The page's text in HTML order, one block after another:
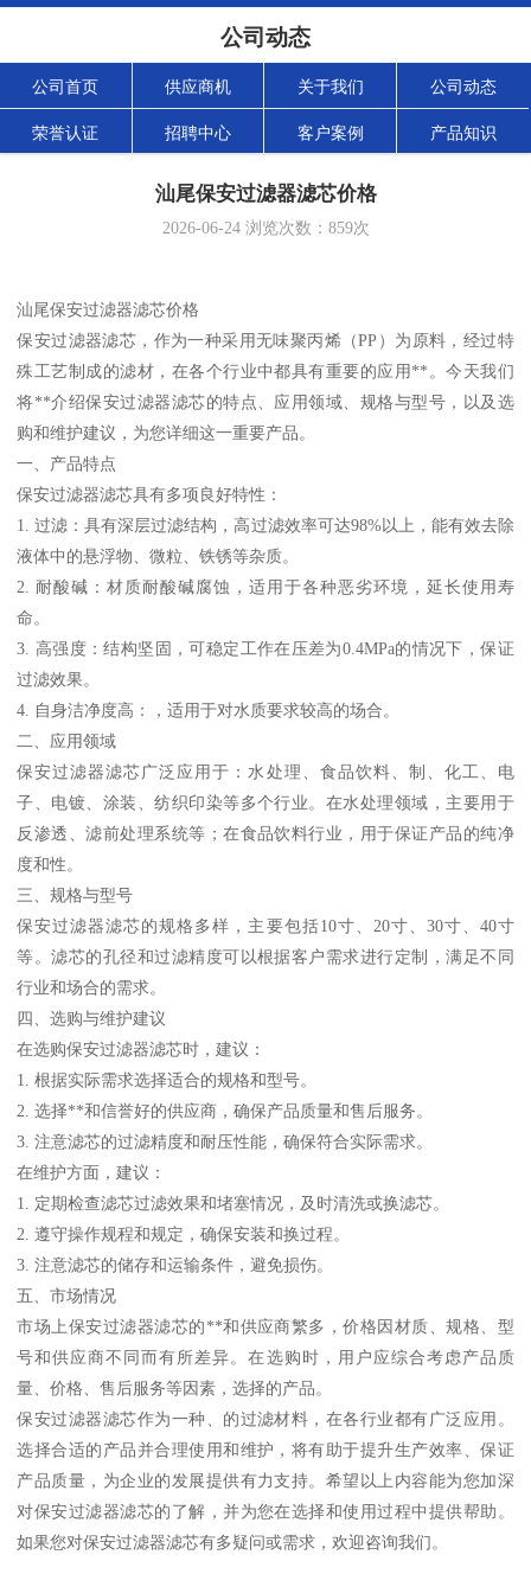
公司动态
公司首页 供应商机 关于我们 公司动态
荣誉认证 招聘中心 客户案例 产品知识
汕尾保安过滤器滤芯价格
2026-06-24浏览次数： 859次
汕尾保安过滤器滤芯价格
保安过滤器滤芯，作为一种采用无味聚丙烯（PP）为原料，经过特
殊工艺制成的滤材，在各个行业中都具有重要的应用**。今天我们
将**介绍保安过滤器滤芯的特点、应用领域、规格与型号，以及选
购和维护建议，为您详细这一重要产品。
一、产品特点
保安过滤器滤芯具有多项良好特性：
1. 过滤：具有深层过滤结构，高过滤效率可达98%以上，能有效去除
液体中的悬浮物、微粒、铁锈等杂质。
2. 耐酸碱：材质耐酸碱腐蚀，适用于各种恶劣环境，延长使用寿
命。
3. 高强度：结构坚固，可稳定工作在压差为0.4MPa的情况下，保证
过滤效果。
4. 自身洁净度高：，适用于对水质要求较高的场合。
二、应用领域
保安过滤器滤芯广泛应用于：水处理、食品饮料、制、化工、电
子、电镀、涂装、纺织印染等多个行业。在水处理领域，主要用于
反渗透、滤前处理系统等；在食品饮料行业，用于保证产品的纯净
度和性。
三、规格与型号
保安过滤器滤芯的规格多样，主要包括10寸、20寸、30寸、40寸
等。滤芯的孔径和过滤精度可以根据客户需求进行定制，满足不同
行业和场合的需求。
四、选购与维护建议
在选购保安过滤器滤芯时，建议：
1. 根据实际需求选择适合的规格和型号。
2. 选择**和信誉好的供应商，确保产品质量和售后服务。
3. 注意滤芯的过滤精度和耐压性能，确保符合实际需求。
在维护方面，建议：
1. 定期检查滤芯过滤效果和堵塞情况，及时清洗或换滤芯。
2. 遵守操作规程和规定，确保安装和换过程。
3. 注意滤芯的储存和运输条件，避免损伤。
五、市场情况
市场上保安过滤器滤芯的**和供应商繁多，价格因材质、规格、型
号和供应商不同而有所差异。在选购时，用户应综合考虑产品质
量、价格、售后服务等因素，选择的产品。
保安过滤器滤芯作为一种、的过滤材料，在各行业都有广泛应用。
选择合适的产品并合理使用和维护，将有助于提升生产效率、保证
产品质量，为企业的发展提供有力支持。希望以上内容能为您加深
对保安过滤器滤芯的了解，并为您在选择和使用过程中提供帮助。
如果您对保安过滤器滤芯有多疑问或需求，欢迎咨询我们。